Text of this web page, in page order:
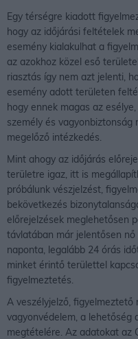
Egy térségre kiadott
hogy az időjárási feltételek
esemény kialakulhat a
az azokhoz közel eső
riasztás így nem azt jelenti,
esemény adott területen
hogy ennek magas az
személy és
megelőző intézkedés.
Mint ahogy az időjárás
területre igaz, itt is
próbálunk vészjelzést,
bekövetkezés
előrejelzések meglehetősen
távlatában már jelentősen
naponta, legalább 24 órás
minket érintő területtel
figyelmeztetés.
A veszélyjelző,
vagyonvédelem, a lehetőség
megtételére. Az adatokat az